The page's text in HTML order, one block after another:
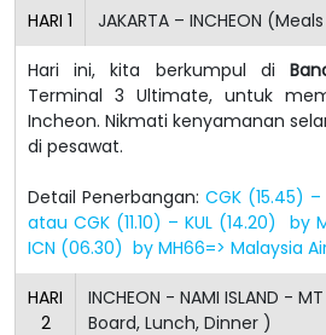
HARI 1 JAKARTA – INCHEON
Hari ini, kita berkumpul di
Terminal 3 Ultimate, untuk
Incheon. Nikmati kenyamanan
di pesawat.
Detail Penerbangan: CGK (15.45)
atau CGK (11.10) – KUL (14.20) by
ICN (06.30) by MH66=> Malaysia
HARI
2
INCHEON - NAMI ISLAND -
Board, Lunch, Dinner )